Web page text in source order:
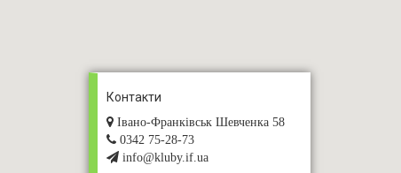
Контакти
Івано-Франківськ Шевченка 58
0342 75-28-73
info@kluby.if.ua